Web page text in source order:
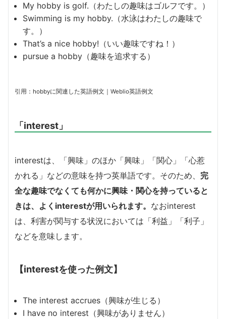
My hobby is golf.（わたしの趣味はゴルフです。）
Swimming is my hobby.（水泳はわたしの趣味で
す。）
That’s a nice hobby!（いい趣味ですね！）
pursue a hobby（趣味を追求する）
引用：hobbyに関連した英語例文｜Weblio英語例文
「interest」
interestは、「興味」のほか「興味」「関心」「心惹
かれる」などの意味を持つ英単語です。そのため、 完
全な趣味でなくても何かに興味・関心を持っていると
きは、よくinterestが用いられます。 なおinterest
は、利害が関与する状況においては「利益」「利子」
などを意味します。
【interestを使った例文】
The interest accrues（興味が生じる）
I have no interest（興味がありません）